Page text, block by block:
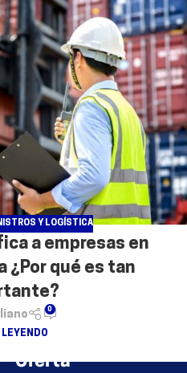
Y LOGÍSTICA
a empresas en
¿Por qué es tan
0
Oferta